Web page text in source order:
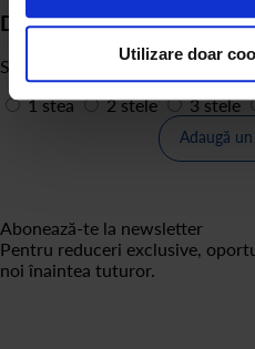
Utilizare doar
Deții sau ai folosit
Spune-ți părerea și acordă o
1 stea
2 stele 3 stele
Adaugă
Abonează-te la newsletter
Pentru reduceri exclusive,
noi înaintea tuturor.